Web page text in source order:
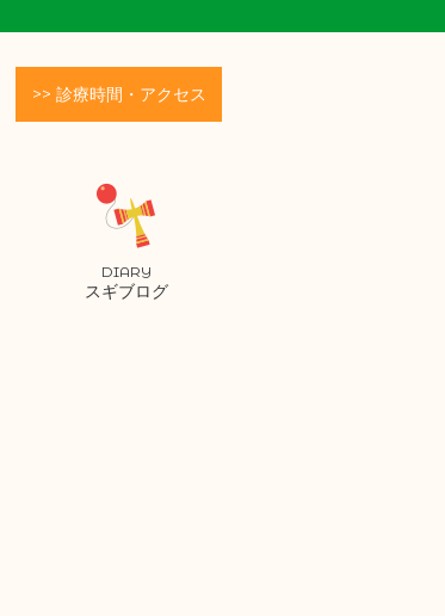
>> 診療時間・アクセス
スギブログ
DIARY